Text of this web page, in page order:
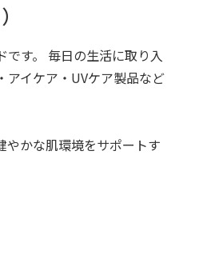
す。 毎日の生活に取り入
アイケア・UVケア製品など
やかな肌環境をサポートす